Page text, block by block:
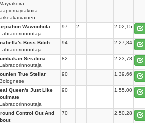
Wawoohola
97 2 2.02,15
Boss Bitch
94 2.27,84
Serafiina
82 2.23,78
True Stellar
90 1.39,66
Queen's Just Like
90 1.55,00
Control Out And
70 2.50,28